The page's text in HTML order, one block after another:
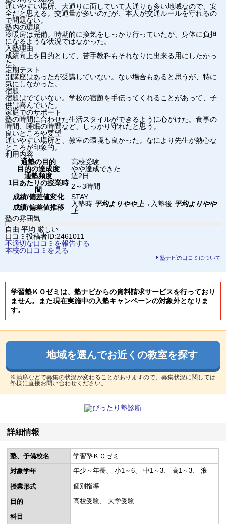
通いやすい場所、大通りに面していて人通りも多い地域なので、安
全だと思える。交通量が多いのだが、本人が交通ルールを守れるの
で問題ない。
塾内の環境
冷暖房は完備。時期的に換気をしっかり行っていたが、身体に負担
になるような状況ではなかった。
入塾理由
成績向上を目的として、苦手教科もそれなりに出来る用にしたかっ
た。
定期テスト
別講座はあったが受講していない。ない場合もあると思うが、特に
気にしなかった。
宿題
宿題はでていない。学校の宿題を手伝ってくれることがあって、子
供は喜んでいた。
家庭でのサポート
塾の時間に合わせた生活スタイルができるように心がけた。食事の
時間、睡眠の時間など、しっかり守れたと思う。
良いところや要望
通いやすい場所と、教室の環境も良かった。なにより先生が熱心な
ところが印象的。
利用内容
通塾の目的
高校受験
目的の達成度
やや達成できた
通塾頻度
週2日
1日あたりの授業時
間
2～3時間
成績/偏差値変化
STAY
成績/偏差値推移
入塾時:平均よりやや上→ 入塾後:平均よりやや
上
塾の雰囲気
自由 平均 厳しい
口コミ投稿者ID:2461011
不適切な口コミを報告する
本校の口コミを見る
塾ナビの口コミについて
学習塾ＫＯゼミは、塾ナビからの資料請求サービスを行っており
ません。また現在実施中の入塾キャンペーンの対象外となりま
す。
地域を選んでお近くの教室を探す
※満席などで募集の状況が変わることがありますので、募集状況に関しては
塾様に直接お問い合わせください。
詳細情報
塾、予備校名
学習塾ＫＯゼミ
対象学年
年少～年長 小1～6 中1～3 高1～3 浪
授業形式 個別指導
目的 高校受験 大学受験
科目 -